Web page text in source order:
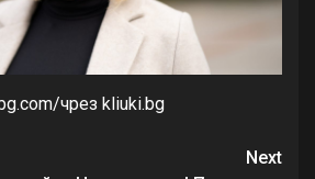
чрез kliuki.bg
Next